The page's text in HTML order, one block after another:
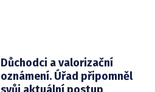
Důchodci a valorizační
oznámení. Úřad připomněl